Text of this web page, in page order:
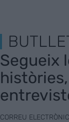
Segueix
CORREU ELECTRÒNIC